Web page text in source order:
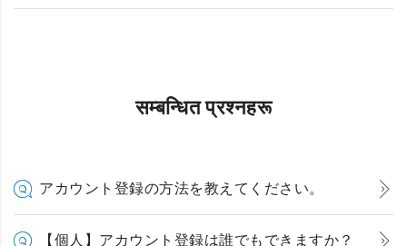
सम्बन्धित प्रश्नहरू
アカウント登録の方法を教えてください。
【個人】アカウント登録は誰でもできますか？